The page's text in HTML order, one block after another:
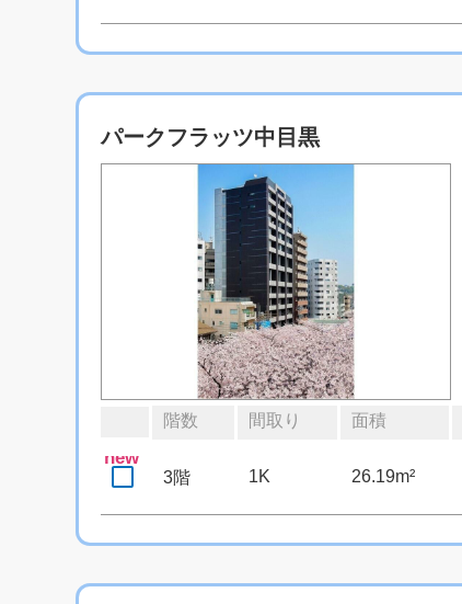
パークフラッツ中目黒
階数 間取り 面積
new
3階 1K 26.19m²